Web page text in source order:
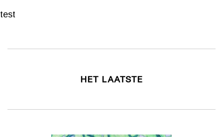
test
HET LAATSTE